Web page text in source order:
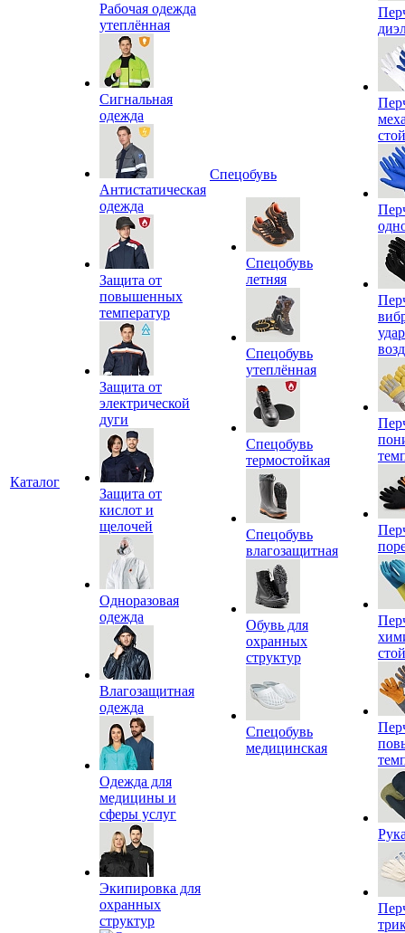
Каталог
Рабочая одежда
утеплённая
Сигнальная
одежда
Антистатическая
одежда
Защита от
повышенных
температур
Защита от
электрической
дуги
Защита от
кислот и
щелочей
Одноразовая
одежда
Влагозащитная
одежда
Одежда для
медицины и
сферы услуг
Экипировка для
охранных
структур
Спецобувь
Спецобувь
летняя
Спецобувь
утеплённая
Спецобувь
термостойкая
Спецобувь
влагозащитная
Обувь для
охранных
структур
Спецобувь
медицинская